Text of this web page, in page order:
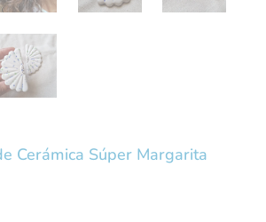
Cerámica Súper Margarita